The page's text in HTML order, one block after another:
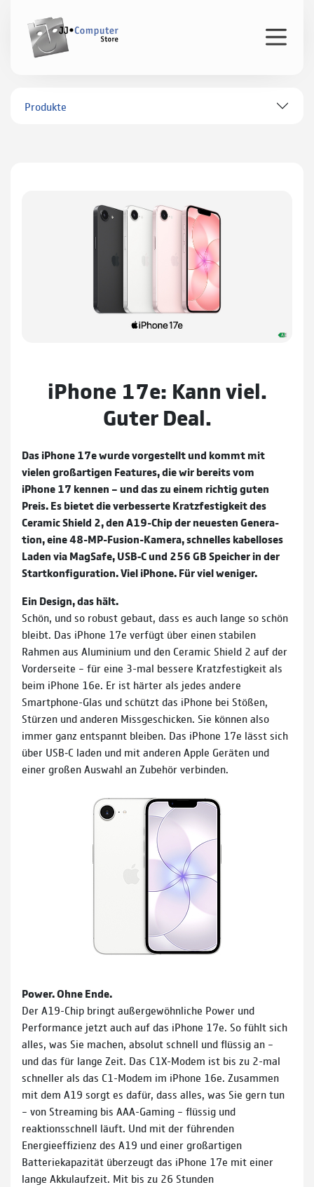
Produkte
iPhone 17e: Kann viel.
Guter Deal.
Das iPhone 17e wurde vorgestellt und kommt mit
vielen groß­artigen Features, die wir bereits vom
iPhone 17 kennen – und das zu einem richtig guten
Preis. Es bietet die ver­besserte Kratz­festigkeit des
Ceramic Shield 2, den A19-Chip der neu­esten Gene­ra­
tion, eine 48-MP-Fusion-Kamera, schnelles kabel­loses
Laden via MagSafe, USB‑C und 256 GB Speicher in der
Start­konfiguration. Viel iPhone. Für viel weniger.
Ein Design, das hält.
Schön, und so robust gebaut, dass es auch lange so schön
bleibt. Das iPhone 17e verfügt über einen stabilen
Rahmen aus Aluminium und den Ceramic Shield 2 auf der
Vorderseite – für eine 3-mal bessere Kratzfestigkeit als
beim iPhone 16e. Er ist härter als jedes andere
Smartphone-Glas und schützt das iPhone bei Stößen,
Stürzen und anderen Missgeschicken. Sie können also
immer ganz entspannt bleiben. Das iPhone 17e lässt sich
über USB‑C laden und mit anderen Apple Geräten und
einer großen Auswahl an Zubehör verbinden.
Power. Ohne Ende.
Der A19-Chip bringt außergewöhnliche Power und
Performance jetzt auch auf das iPhone 17e. So fühlt sich
alles, was Sie machen, absolut schnell und flüssig an –
und das für lange Zeit. Das C1X-Modem ist bis zu 2-mal
schneller als das C1-Modem im iPhone 16e. Zusammen
mit dem A19 sorgt es dafür, dass alles, was Sie gern tun
– von Streaming bis AAA-Gaming – flüssig und
reaktionsschnell läuft. Und mit der führenden
Energieeffizienz des A19 und einer großartigen
Batteriekapazität überzeugt das iPhone 17e mit einer
lange Akkulaufzeit. Mit bis zu 26 Stunden